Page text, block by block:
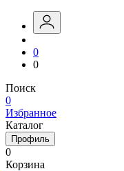
0
0
Поиск
0
Избранное
Каталог
Профиль
0
Корзина